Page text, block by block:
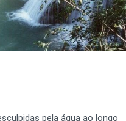
pela água ao longo